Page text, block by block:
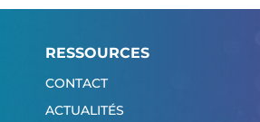
RESSOURCES
CONTACT
ACTUALITÉS